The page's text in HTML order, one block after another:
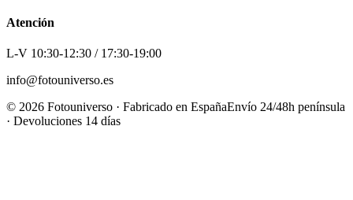
Atención
L-V 10:30-12:30 / 17:30-19:00
info@fotouniverso.es
© 2026 Fotouniverso · Fabricado en EspañaEnvío 24/48h península
· Devoluciones 14 días